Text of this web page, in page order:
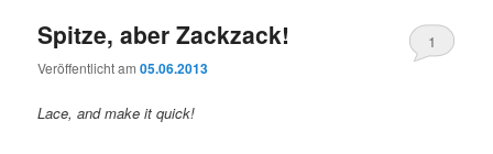
Spitze, aber Zackzack!
Veröffentlicht am05.06.2013
1
Lace, and make it quick!